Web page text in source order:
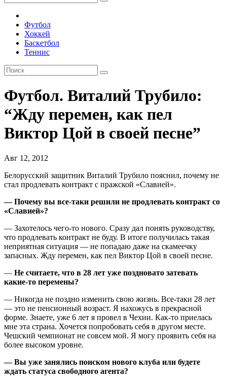
Футбол
Хоккей
Баскетбол
Теннис
Футбол. Виталий Трубило:
“Жду перемен, как пел
Виктор Цой в своей песне”
Авг 12, 2012
Белорусский защитник Виталий Трубило пояснил, почему не
стал продлевать контракт с пражской «Славией».
— Почему вы все-таки решили не продлевать контракт со
«Славией»?
— Захотелось чего-то нового. Сразу дал понять руководству,
что продлевать контракт не буду. В итоге получилась такая
неприятная ситуация — не попадаю даже на скамеечку
запасных. Жду перемен, как пел Виктор Цой в своей песне.
— Не считаете, что в 28 лет уже поздновато затевать
какие-то перемены?
— Никогда не поздно изменить свою жизнь. Все-таки 28 лет
— это не пенсионный возраст. Я нахожусь в прекрасной
форме. Знаете, уже 6 лет я провел в Чехии. Как-то приелась
мне эта страна. Хочется попробовать себя в другом месте.
Чешский чемпионат не совсем мой. Я могу проявить себя на
более высоком уровне.
— Вы уже занялись поиском нового клуба или будете
ждать статуса свободного агента?